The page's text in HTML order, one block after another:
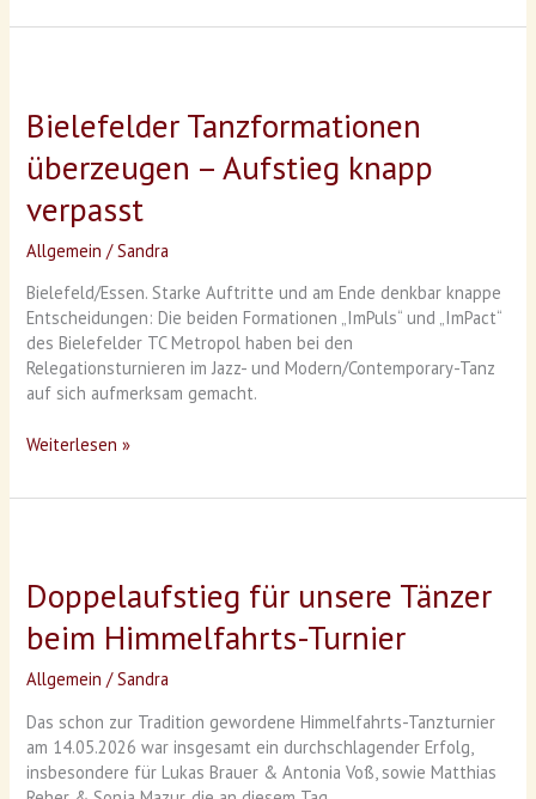
Bielefelder Tanzformationen
überzeugen – Aufstieg knapp
verpasst
Allgemein /Sandra
Bielefeld/Essen. Starke Auftritte und am Ende denkbar knappe
Entscheidungen: Die beiden Formationen „ImPuls“ und „ImPact“
des Bielefelder TC Metropol haben bei den
Relegationsturnieren im Jazz- und Modern/Contemporary-Tanz
auf sich aufmerksam gemacht.
überzeugen
–
Aufstieg
verpasst
Weiterlesen »
Doppelaufstieg für unsere Tänzer
beim Himmelfahrts-Turnier
Allgemein /Sandra
Das schon zur Tradition gewordene Himmelfahrts-Tanzturnier
am 14.05.2026 war insgesamt ein durchschlagender Erfolg,
insbesondere für Lukas Brauer & Antonia Voß, sowie Matthias
unsere
Tänzer
beim
Turnier